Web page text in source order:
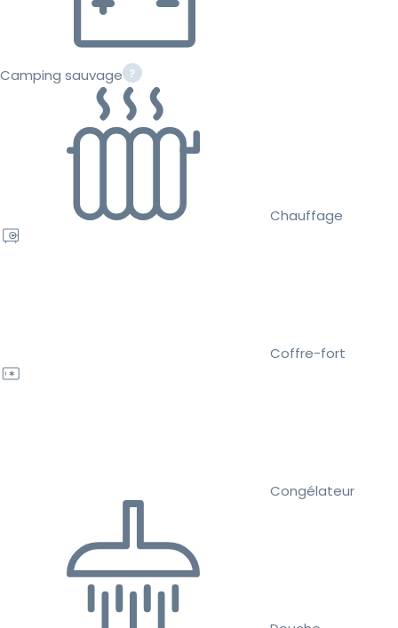
Camping sauvage
Chauffage
Coffre-fort
Congélateur